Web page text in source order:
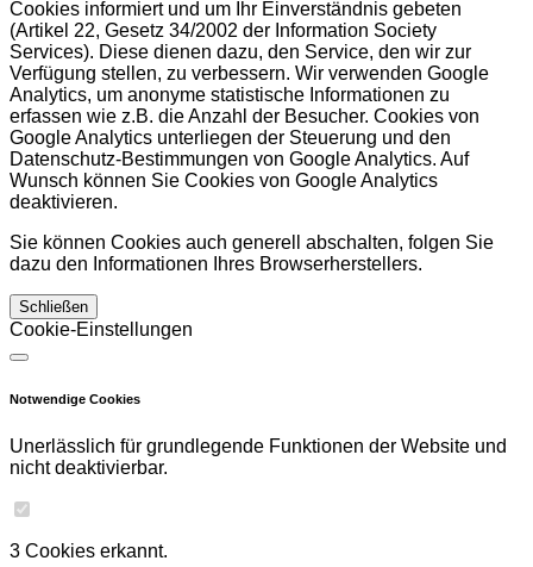
Cookies informiert und um Ihr Einverständnis gebeten
(Artikel 22, Gesetz 34/2002 der Information Society
Services). Diese dienen dazu, den Service, den wir zur
Verfügung stellen, zu verbessern. Wir verwenden Google
Analytics, um anonyme statistische Informationen zu
erfassen wie z.B. die Anzahl der Besucher. Cookies von
Google Analytics unterliegen der Steuerung und den
Datenschutz-Bestimmungen von Google Analytics. Auf
Wunsch können Sie Cookies von Google Analytics
deaktivieren.
Sie können Cookies auch generell abschalten, folgen Sie
dazu den Informationen Ihres Browserherstellers.
Schließen
Cookie-Einstellungen
Notwendige Cookies
Unerlässlich für grundlegende Funktionen der Website und
nicht deaktivierbar.
3 Cookies erkannt.